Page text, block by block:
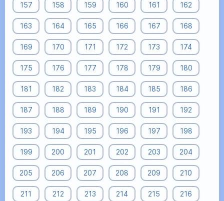
157 158 159 160 161 162
163 164 165 166 167 168
169 170 171 172 173 174
175 176 177 178 179 180
181 182 183 184 185 186
187 188 189 190 191 192
193 194 195 196 197 198
199 200 201 202 203 204
205 206 207 208 209 210
211 212 213 214 215 216